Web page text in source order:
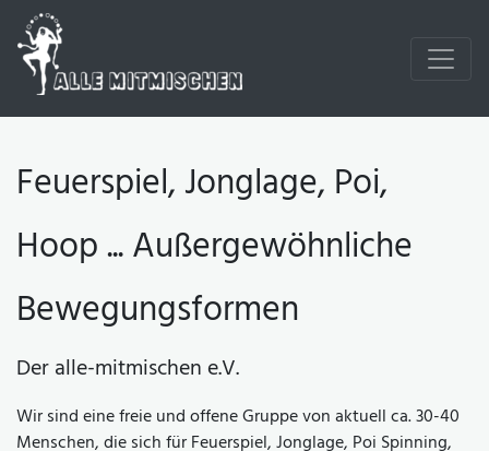
Feuerspiel, Jonglage, Poi,
Hoop ... Außergewöhnliche
Bewegungsformen
Der alle-mitmischen e.V.
Wir sind eine freie und offene Gruppe von aktuell ca. 30-40
Menschen, die sich für Feuerspiel, Jonglage, Poi Spinning,